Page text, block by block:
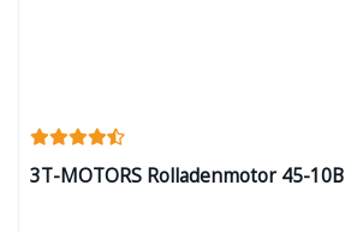
3T-MOTORS Rolladenmotor 45-10B